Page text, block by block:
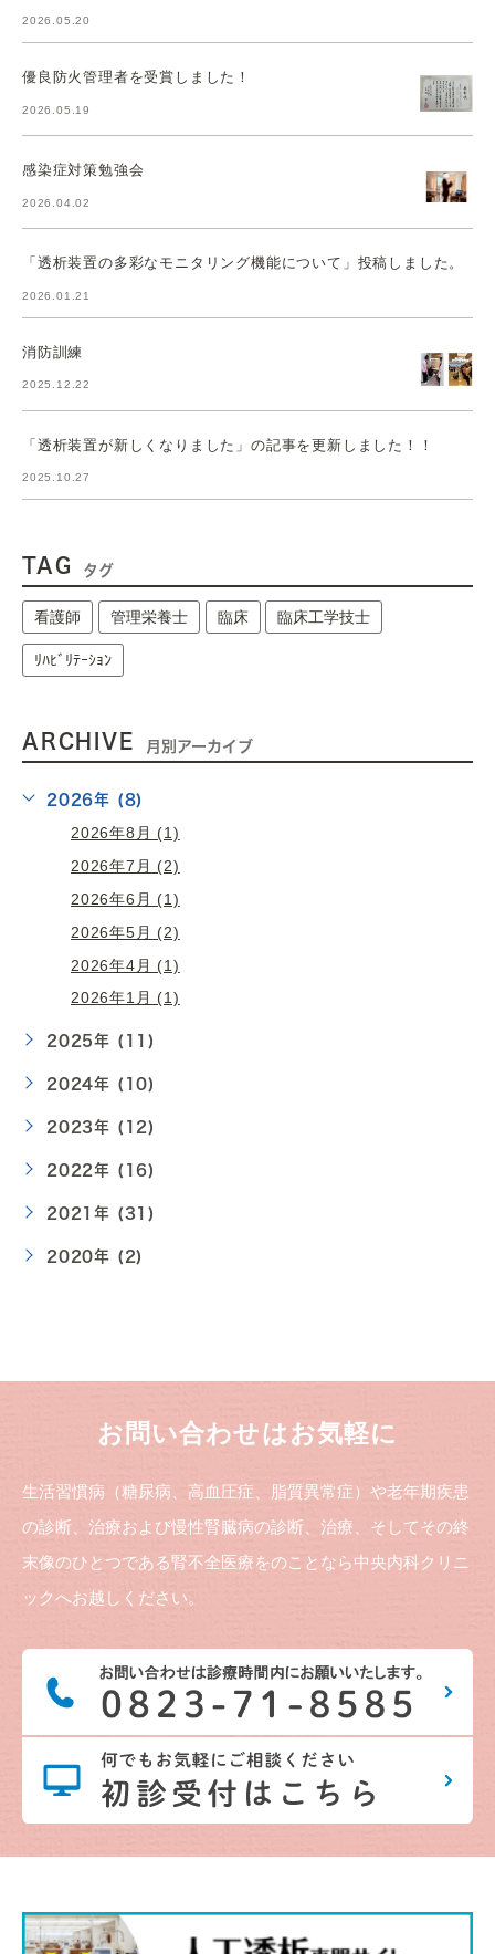
2026.05.20
優良防火管理者を受賞しました！
2026.05.19
感染症対策勉強会
2026.04.02
「透析装置の多彩なモニタリング機能について」投稿しました。
2026.01.21
消防訓練
2025.12.22
「透析装置が新しくなりました」の記事を更新しました！！
2025.10.27
TAG タグ
看護師 管理栄養士 臨床 臨床工学技士
ﾘﾊﾋﾞﾘﾃｰｼｮﾝ
ARCHIVE 月別アーカイブ
2026年 (8)
2026年8月 (1)
2026年7月 (2)
2026年6月 (1)
2026年5月 (2)
2026年4月 (1)
2026年1月 (1)
2025年 (11)
2024年 (10)
2023年 (12)
2022年 (16)
2021年 (31)
2020年 (2)
お問い合わせはお気軽に
生活習慣病（糖尿病、高血圧症、脂質異常症）や老年期疾患
の診断、治療および慢性腎臓病の診断、治療、そしてその終
末像のひとつである腎不全医療をのことなら中央内科クリニ
ックへお越しください。